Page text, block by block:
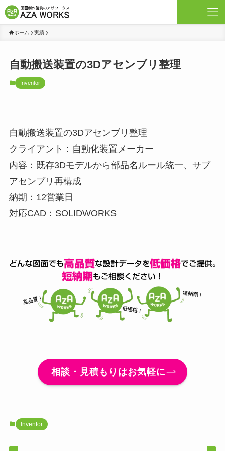
ホーム 実績
自動搬送装置の3Dアセンブリ整理
Inventor
自動搬送装置の3Dアセンブリ整理
クライアント：自動化装置メーカー
内容：既存3Dモデルから部品名ルール統一、サブ
アセンブリ再構成
納期：12営業日
対応CAD：SOLIDWORKS
相談・見積もりはお気軽に
Inventor